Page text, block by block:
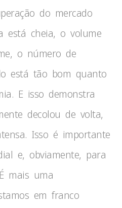
do mercado
está cheia, o volume
o número de
está tão bom quanto
E isso demonstra
decolou de volta,
Isso é importante
e, obviamente, para
mais uma
em franco